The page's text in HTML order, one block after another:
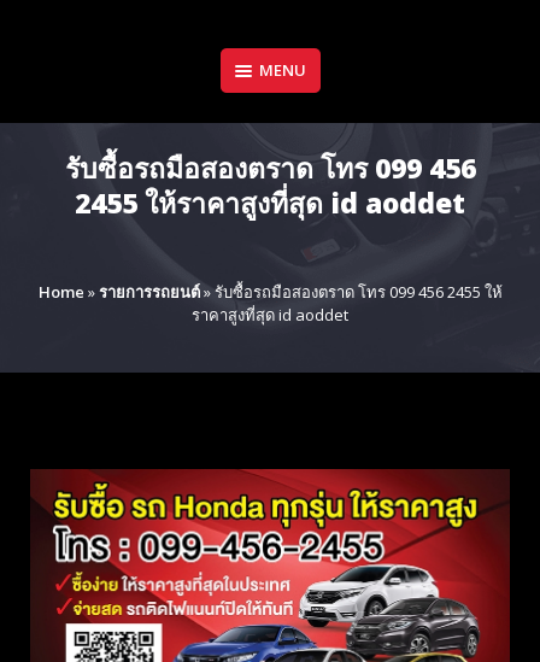
MENU
รับซื้อรถมือสองตราด โทร 099 456
2455 ให้ราคาสูงที่สุด id aoddet
Home »รายการรถยนต์»รับซื้อรถมือสองตราด โทร 099 456 2455 ให้
ราคาสูงที่สุด id aoddet